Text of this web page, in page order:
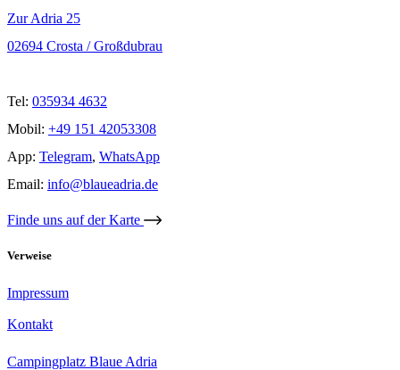
Zur Adria 25
02694 Crosta / Großdubrau
Tel: 035934 4632
Mobil: +49 151 42053308
App: Telegram, WhatsApp
Email: info@blaueadria.de
Finde uns auf der Karte
Verweise
Impressum
Kontakt
Campingplatz Blaue Adria